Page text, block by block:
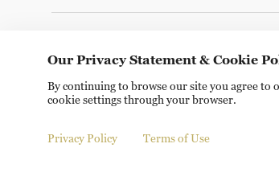
Copyright © 2024 CGTN. 京ICP备
Our Privacy Statement & Cookie
By continuing to browse our site you agree to
cookie settings through your browser.
Privacy Policy Terms of Use